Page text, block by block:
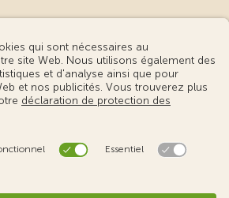
– informations juridiques